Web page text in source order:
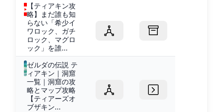
【ティアキン攻
略】まだ誰も知
らない「希少イ
ワロック、ガチ
ロック、マグロ
ック」を誰...
ゼルダの伝説 テ
ィアキン｜洞窟
一覧｜洞窟の攻
略とマップ攻略
【ティアーズオ
ブザキン...